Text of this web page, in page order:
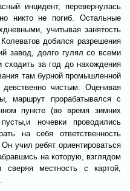
инцидент, перевернулась
никто не погиб. Остальные
учитывая занятость
добился разрешения
завод, долго гулял со всеми
сходить за год до нахождения
там бурной промышленной
чистым. Оценивая
маршрут прорабатывался с
пункте (во время зимних
ночевки проводились
на себя ответственность
учил ребят ориентироваться
на которую, взглядом
местность с картой,